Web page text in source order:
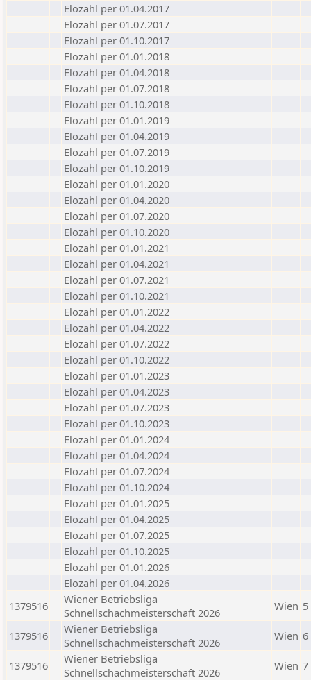
Elozahl per 01.04.2017
Elozahl per 01.07.2017
Elozahl per 01.10.2017
Elozahl per 01.01.2018
Elozahl per 01.04.2018
Elozahl per 01.07.2018
Elozahl per 01.10.2018
Elozahl per 01.01.2019
Elozahl per 01.04.2019
Elozahl per 01.07.2019
Elozahl per 01.10.2019
Elozahl per 01.01.2020
Elozahl per 01.04.2020
Elozahl per 01.07.2020
Elozahl per 01.10.2020
Elozahl per 01.01.2021
Elozahl per 01.04.2021
Elozahl per 01.07.2021
Elozahl per 01.10.2021
Elozahl per 01.01.2022
Elozahl per 01.04.2022
Elozahl per 01.07.2022
Elozahl per 01.10.2022
Elozahl per 01.01.2023
Elozahl per 01.04.2023
Elozahl per 01.07.2023
Elozahl per 01.10.2023
Elozahl per 01.01.2024
Elozahl per 01.04.2024
Elozahl per 01.07.2024
Elozahl per 01.10.2024
Elozahl per 01.01.2025
Elozahl per 01.04.2025
Elozahl per 01.07.2025
Elozahl per 01.10.2025
Elozahl per 01.01.2026
Elozahl per 01.04.2026
1379516
Wiener Betriebsliga
Schnellschachmeisterschaft 2026
Wien 5
1379516
Wiener Betriebsliga
Schnellschachmeisterschaft 2026
Wien 6
1379516
Wiener Betriebsliga
Schnellschachmeisterschaft 2026
Wien 7